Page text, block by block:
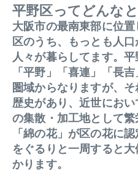
平野区ってどんな
大阪市の最南東部に位
区のうち、もっとも人
人々が暮らしてます。
「平野」「喜連」「長
圏域からなりますが、
歴史があり、近世におい
の集散・加工地として繁
「綿の花」が区の花に
をぐるりと一周すると
かります。